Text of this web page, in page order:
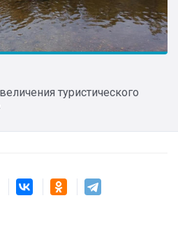
туристического